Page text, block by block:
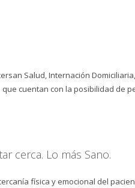
Salud, Internación
que cuentan con la posibilidad de
cerca. Lo más Sano.
física y emocional del